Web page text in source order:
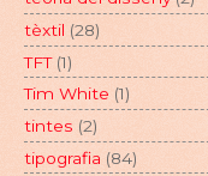
tèxtil (28)
TFT (1)
Tim White (1)
tintes (2)
tipografia (84)